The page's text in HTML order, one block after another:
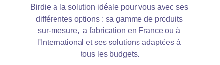
Birdie a la solution idéale pour vous avec ses
différentes options : sa gamme de produits
sur-mesure, la fabrication en France ou à
l'International et ses solutions adaptées à
tous les budgets.